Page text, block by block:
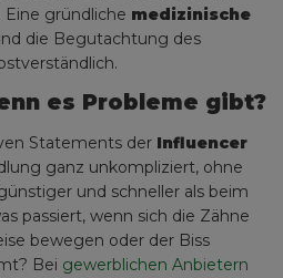
Eine gründliche medizinische
die Begutachtung des
es Probleme gibt?
Statements der Influencer
ganz unkompliziert, ohne
und schneller als beim
passiert, wenn sich die Zähne
bewegen oder der Biss
Bei gewerblichen Anbietern